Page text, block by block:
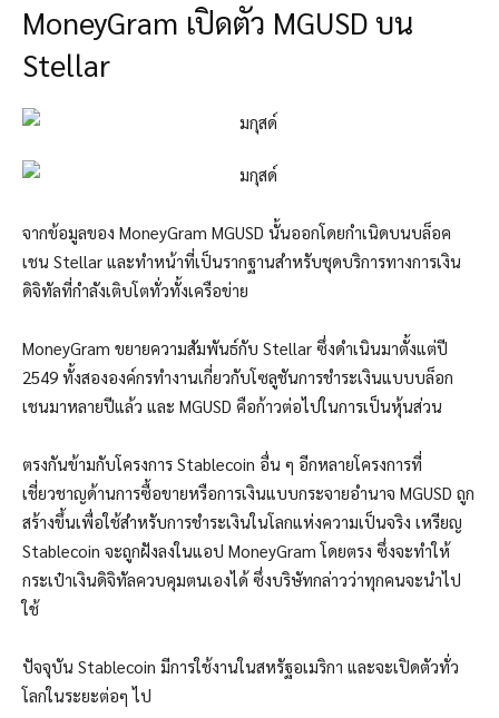
MoneyGram เปิดตัว MGUSD บน
Stellar
จากข้อมูลของ MoneyGram MGUSD นั้นออกโดยกำเนิดบนบล็อค
เชน Stellar และทำหน้าที่เป็นรากฐานสำหรับชุดบริการทางการเงิน
ดิจิทัลที่กำลังเติบโตทั่วทั้งเครือข่าย
MoneyGram ขยายความสัมพันธ์กับ Stellar ซึ่งดำเนินมาตั้งแต่ปี
2549 ทั้งสององค์กรทำงานเกี่ยวกับโซลูชันการชำระเงินแบบบล็อก
เชนมาหลายปีแล้ว และ MGUSD คือก้าวต่อไปในการเป็นหุ้นส่วน
ตรงกันข้ามกับโครงการ Stablecoin อื่น ๆ อีกหลายโครงการที่
เชี่ยวชาญด้านการซื้อขายหรือการเงินแบบกระจายอำนาจ MGUSD ถูก
สร้างขึ้นเพื่อใช้สำหรับการชำระเงินในโลกแห่งความเป็นจริง เหรียญ
Stablecoin จะถูกฝังลงในแอป MoneyGram โดยตรง ซึ่งจะทำให้
กระเป๋าเงินดิจิทัลควบคุมตนเองได้ ซึ่งบริษัทกล่าวว่าทุกคนจะนำไป
ใช้
ปัจจุบัน Stablecoin มีการใช้งานในสหรัฐอเมริกา และจะเปิดตัวทั่ว
โลกในระยะต่อๆ ไป